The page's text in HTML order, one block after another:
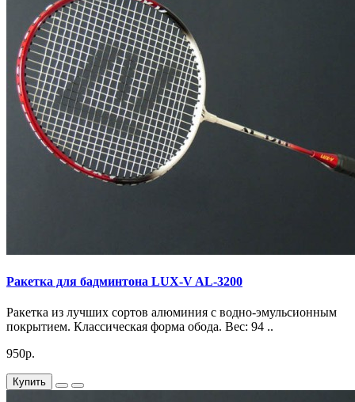
Ракетка для бадминтона LUX-V AL-3200
Ракетка из лучших сортов алюминия с водно-эмульсионным
покрытием. Классическая форма обода. Вес: 94 ..
950р.
Купить